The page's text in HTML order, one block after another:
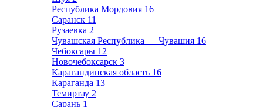
Республика Мордовия 16
Саранск 11
Рузаевка 2
Чувашская Республика — Чувашия 16
Чебоксары 12
Новочебоксарск 3
Карагандинская область 16
Караганда 13
Темиртау 2
Сарань 1